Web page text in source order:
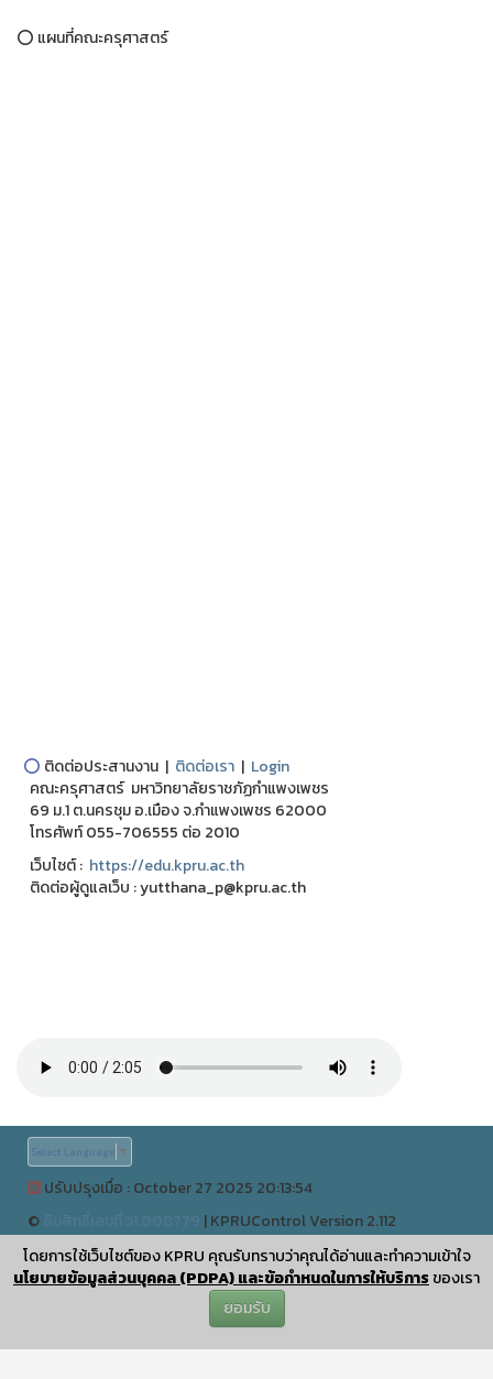
โดยการใช้เว็บไซต์ของ KPRU คุณรับทราบว่าคุณได้อ่านและทำความเข้าใจ
นโยบายข้อมูลส่วนบุคคล (PDPA) และข้อกำหนดในการให้บริการ ของเรา
ยอมรับ
⭕ แผนที่คณะครุศาสตร์
⭕ ติดต่อประสานงาน | ติดต่อเรา | Login
คณะครุศาสตร์ มหาวิทยาลัยราชภัฏกำแพงเพชร
69 ม.1 ต.นครชุม อ.เมือง จ.กำแพงเพชร 62000
โทรศัพท์ 055-706555 ต่อ 2010
เว็บไชต์ : https://edu.kpru.ac.th
ติดต่อผู้ดูแลเว็บ : yutthana_p@kpru.ac.th
▼
ปรับปรุงเมื่อ : October 27 2025 20:13:54
©
|KPRUControl Version 2.112
ผู้เข้าชมทั้งหมด 0